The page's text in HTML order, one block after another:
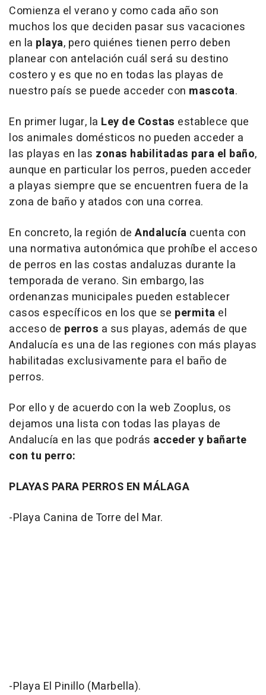
Comienza el verano y como cada año son
muchos los que deciden pasar sus vacaciones
en la playa, pero quiénes tienen perro deben
planear con antelación cuál será su destino
costero y es que no en todas las playas de
nuestro país se puede acceder con mascota.
En primer lugar, la Ley de Costas establece que
los animales domésticos no pueden acceder a
las playas en las zonas habilitadas para el baño,
aunque en particular los perros, pueden acceder
a playas siempre que se encuentren fuera de la
zona de baño y atados con una correa.
En concreto, la región de Andalucía cuenta con
una normativa autonómica que prohíbe el acceso
de perros en las costas andaluzas durante la
temporada de verano. Sin embargo, las
ordenanzas municipales pueden establecer
casos específicos en los que se permita el
acceso de perros a sus playas, además de que
Andalucía es una de las regiones con más playas
habilitadas exclusivamente para el baño de
perros.
Por ello y de acuerdo con la web Zooplus, os
dejamos una lista con todas las playas de
Andalucía en las que podrás acceder y bañarte
con tu perro:
PLAYAS PARA PERROS EN MÁLAGA
-Playa Canina de Torre del Mar.
-Playa El Pinillo (Marbella).